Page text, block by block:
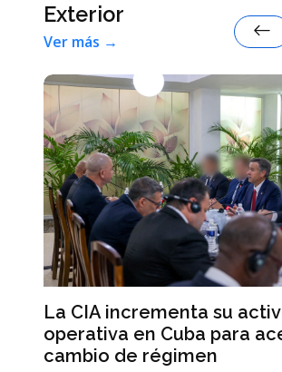
Exterior
Ver más →
La CIA incrementa su
operativa en Cuba para
cambio de régimen